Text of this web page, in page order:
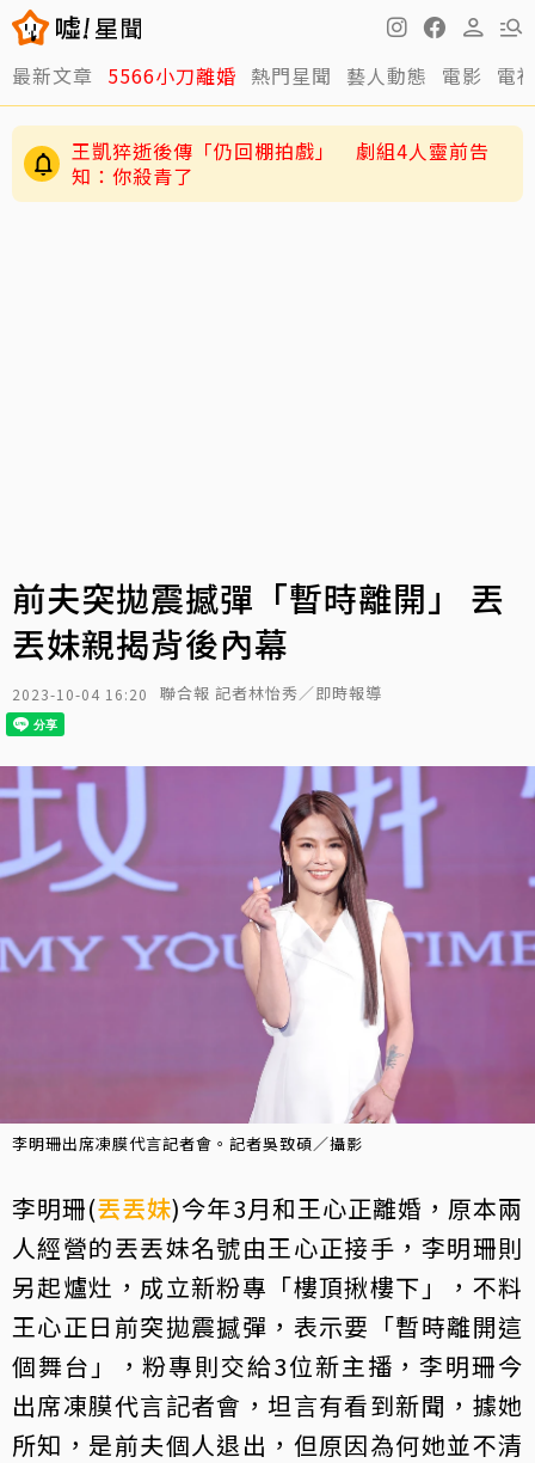
最新文章 5566小刀離婚 熱門星聞 藝人動態 電影 電
王凱猝逝後傳「仍回棚拍戲」 劇組4人靈前告
知：你殺青了
前夫突拋震撼彈「暫時離開」 丟
丟妹親揭背後內幕
2023-10-04 16:20 聯合報 記者林怡秀／即時報導
李明珊出席凍膜代言記者會。記者吳致碩／攝影
李明珊(丟丟妹)今年3月和王心正離婚，原本兩
人經營的丟丟妹名號由王心正接手，李明珊則
另起爐灶，成立新粉專「樓頂揪樓下」，不料
王心正日前突拋震撼彈，表示要「暫時離開這
個舞台」，粉專則交給3位新主播，李明珊今
出席凍膜代言記者會，坦言有看到新聞，據她
所知，是前夫個人退出，但原因為何她並不清